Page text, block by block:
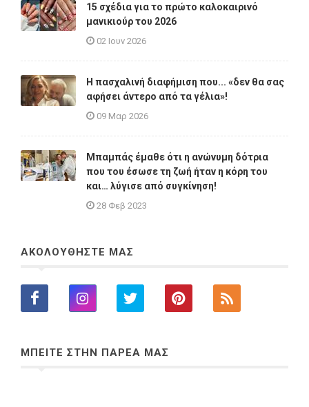
15 σχέδια για το πρώτο καλοκαιρινό
μανικιούρ του 2026
02 Ιουν 2026
Η πασχαλινή διαφήμιση που... «δεν θα σας
αφήσει άντερο από τα γέλια»!
09 Μαρ 2026
Μπαμπάς έμαθε ότι η ανώνυμη δότρια
που του έσωσε τη ζωή ήταν η κόρη του
και… λύγισε από συγκίνηση!
28 Φεβ 2023
ΑΚΟΛΟΥΘΗΣΤΕ ΜΑΣ
ΜΠΕΙΤΕ ΣΤΗΝ ΠΑΡΕΑ ΜΑΣ